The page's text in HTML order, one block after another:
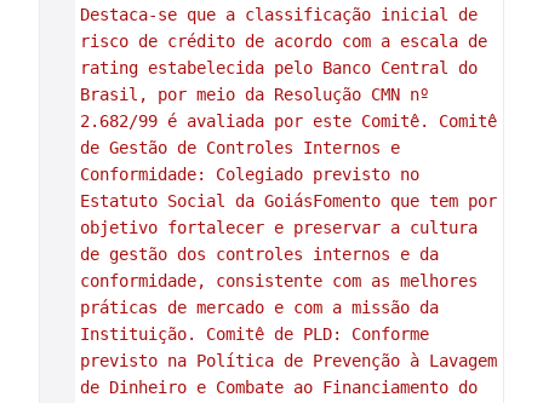
Destaca-se que a classificação inicial de
risco de crédito de acordo com a escala de
rating estabelecida pelo Banco Central do
Brasil, por meio da Resolução CMN nº
2.682/99 é avaliada por este Comitê. Comitê
de Gestão de Controles Internos e
Conformidade: Colegiado previsto no
Estatuto Social da GoiásFomento que tem por
objetivo fortalecer e preservar a cultura
de gestão dos controles internos e da
conformidade, consistente com as melhores
práticas de mercado e com a missão da
Instituição. Comitê de PLD: Conforme
previsto na Política de Prevenção à Lavagem
de Dinheiro e Combate ao Financiamento do